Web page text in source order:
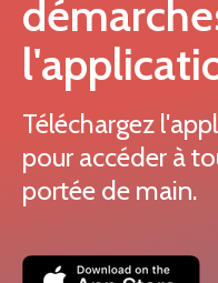
Téléchargez
pour accéder à
portée de main.